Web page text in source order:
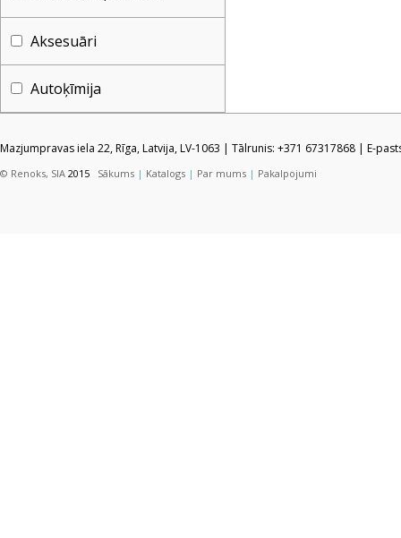
Aksesuāri
Autoķīmija
Mazjumpravas iela 22, Rīga, Latvija, LV-1063 | Tālrunis: +371 67317868 | E-
© Renoks, SIA 2015 Sākums | Katalogs | Par mums | Pakalpojumi